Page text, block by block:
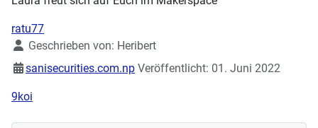
ratu77
DetailsGeschrieben von: Heribert
sanisecurities.com.np Veröffentlicht: 01. Juni 2022
9koi